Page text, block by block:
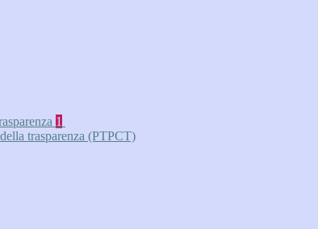
1
trasparenza (PTPCT)